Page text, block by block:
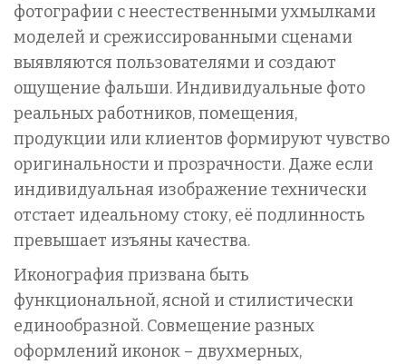
фотографии с неестественными ухмылками
моделей и срежиссированными сценами
выявляются пользователями и создают
ощущение фальши. Индивидуальные фото
реальных работников, помещения,
продукции или клиентов формируют чувство
оригинальности и прозрачности. Даже если
индивидуальная изображение технически
отстает идеальному стоку, её подлинность
превышает изъяны качества.
Иконография призвана быть
функциональной, ясной и стилистически
единообразной. Совмещение разных
оформлений иконок – двухмерных,